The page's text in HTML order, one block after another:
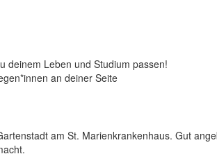
deinem Leben und Studium passen!
an deiner Seite
am St. Marienkrankenhaus. Gut